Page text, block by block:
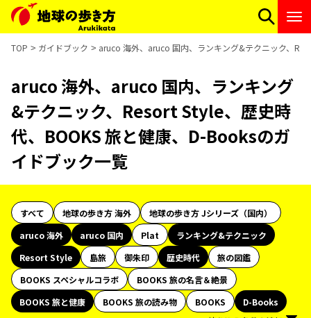
TOP ガイドブック aruco 海外、aruco 国内、ランキング&テクニック、
aruco 海外、aruco 国内、ランキング
&テクニック、Resort Style、歴史時
代、BOOKS 旅と健康、D-Booksのガ
イドブック一覧
すべて 地球の歩き方 海外
地球の歩き方 Jシリーズ（国内）
aruco 海外
aruco 国内 Plat
ランキング&テクニック
Resort Style
島旅 御朱印 歴史時代
旅の図鑑
BOOKS スペシャルコラボ
BOOKS 旅の名言＆絶景
BOOKS 旅と健康
BOOKS 旅の読み物 BOOKS
D-Books